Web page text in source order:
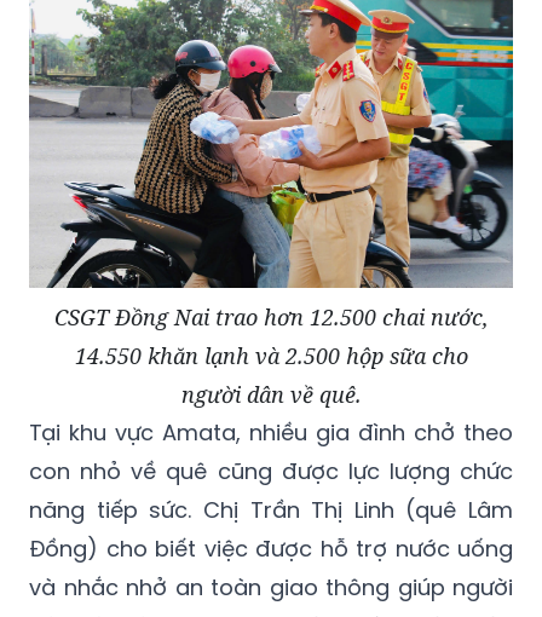
CSGT Đồng Nai trao hơn 12.500 chai nước,
14.550 khăn lạnh và 2.500 hộp sữa cho
người dân về quê.
Tại khu vực Amata, nhiều gia đình chở theo
con nhỏ về quê cũng được lực lượng chức
năng tiếp sức. Chị Trần Thị Linh (quê Lâm
Đồng) cho biết việc được hỗ trợ nước uống
và nhắc nhở an toàn giao thông giúp người